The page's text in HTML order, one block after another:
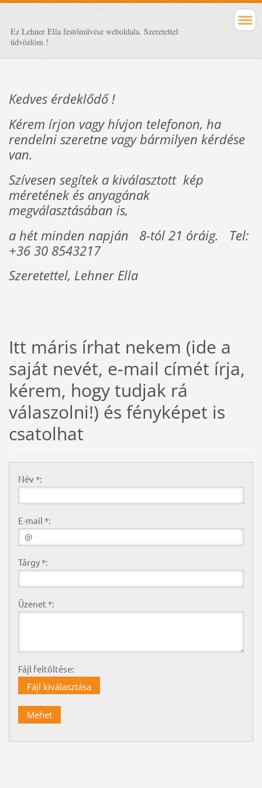
Ez Lehner Ella festőművész weboldala. Szeretettel
üdvözlöm !
Kedves érdeklődő !
Kérem írjon vagy hívjon telefonon, ha
rendelni szeretne vagy bármilyen kérdése
van.
Szívesen segítek a kiválasztott kép
méretének és anyagának
megválasztásában is,
a hét minden napján 8-tól 21 óráig. Tel:
+36 30 8543217
Szeretettel, Lehner Ella
Itt máris írhat nekem (ide a
saját nevét, e-mail címét írja,
kérem, hogy tudjak rá
válaszolni!) és fényképet is
csatolhat
Név *:
E-mail *:
Tárgy *:
Üzenet *:
Fájl feltöltése:
Fájl kiválasztása